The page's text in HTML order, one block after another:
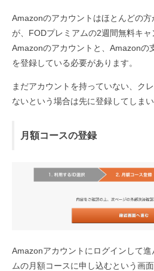
Amazonのアカウントはほとんどの
が、FODプレミアムの2週間無料キャ
Amazonのアカウントと、Amazonの
を登録している必要があります。
まだアカウントを持っていない、ク
ないという場合は先に登録してしまい
月額コースの登録
Amazonアカウントにログインして
ムの月額コースに申し込むという画面